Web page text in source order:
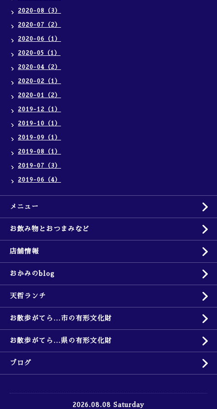
2020-08（3）
2020-07（2）
2020-06（1）
2020-05（1）
2020-04（2）
2020-02（1）
2020-01（2）
2019-12（1）
2019-10（1）
2019-09（1）
2019-08（1）
2019-07（3）
2019-06（4）
メニュー
お飲み物とおつまみなど
店舗情報
おかみのblog
天哲ランチ
お散歩がてら…市の有形文化財
お散歩がてら…県の有形文化財
ブログ
2026.08.08 Saturday